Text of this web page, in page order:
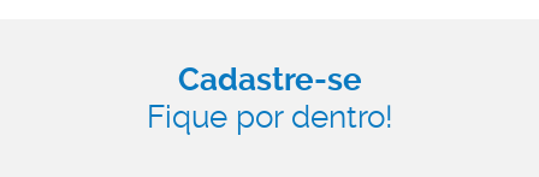
Cadastre-se
Fique por dentro!